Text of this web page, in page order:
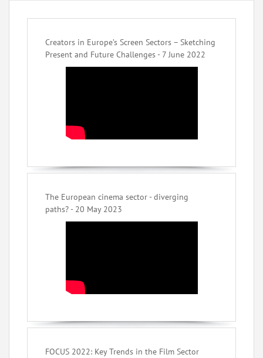
Creators in Europe’s Screen Sectors – Sketching
Present and Future Challenges - 7 June 2022
The European cinema sector - diverging
paths? - 20 May 2023
FOCUS 2022: Key Trends in the Film Sector